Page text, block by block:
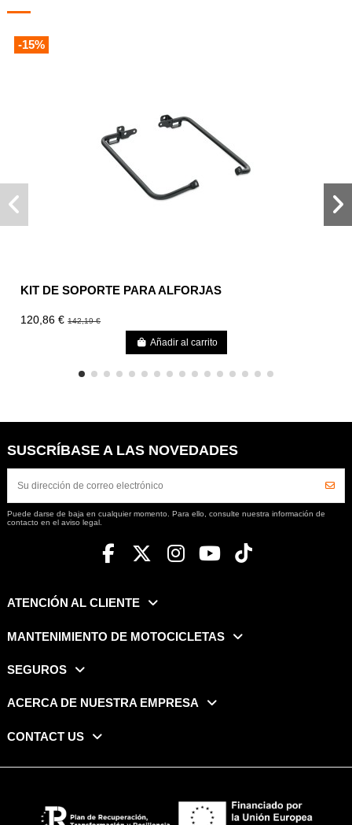
-15%
KIT DE SOPORTE PARA ALFORJAS
120,86 €142,19 €
Añadir al carrito
SUSCRÍBASE A LAS NOVEDADES
Puede darse de baja en cualquier momento. Para ello, consulte nuestra información de
contacto en el aviso legal.
ATENCIÓN AL CLIENTE
MANTENIMIENTO DE MOTOCICLETAS
SEGUROS
ACERCA DE NUESTRA EMPRESA
CONTACT US